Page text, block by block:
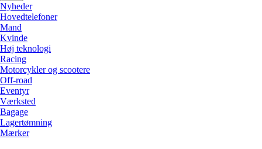
Nyheder
Hovedtelefoner
Mand
Kvinde
Høj teknologi
Racing
Motorcykler og scootere
Off-road
Eventyr
Værksted
Bagage
Lagertømning
Mærker